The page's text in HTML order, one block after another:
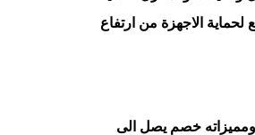
لحماية الاجهزة من ارتفاع
ومميزاته خصم يصل الى